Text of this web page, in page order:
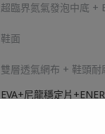
超臨界氮氣發泡中底 +
鞋面
雙層透氣網布 + 鞋頭
EVA+尼龍穩定片